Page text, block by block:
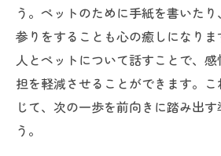
う。ペットのために手紙を書いた
参りをすることも心の癒しになり
人とペットについて話すことで、
担を軽減させることができます。
じて、次の一歩を前向きに踏み出
う。